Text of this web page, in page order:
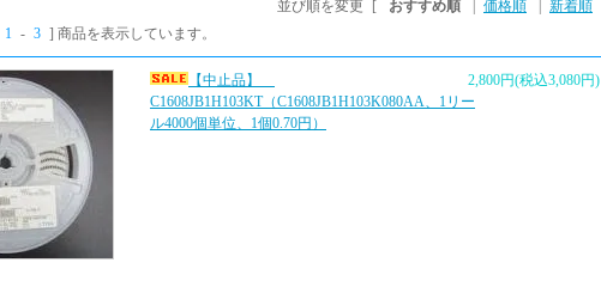
並び順を変更 [ おすすめ順 価格順 新着順
1 - 3 ] 商品を表示しています。
2,800円(税込3,080円)
【中止品】
C1608JB1H103KT（C1608JB1H103K080AA、1リー
ル4000個単位、1個0.70円）